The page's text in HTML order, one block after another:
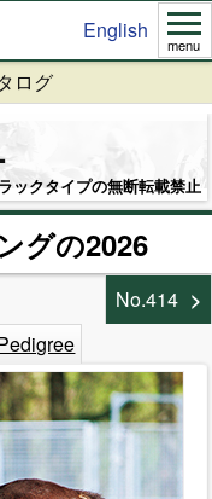
English
menu
ログ
ックタイプの無断転載禁止
グの2026
No.414